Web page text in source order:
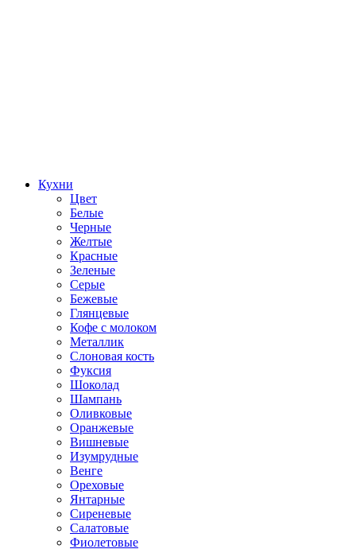
Кухни
Цвет
Белые
Черные
Желтые
Красные
Зеленые
Серые
Бежевые
Глянцевые
Кофе с молоком
Металлик
Слоновая кость
Фуксия
Шоколад
Шампань
Оливковые
Оранжевые
Вишневые
Изумрудные
Венге
Ореховые
Янтарные
Сиреневые
Салатовые
Фиолетовые